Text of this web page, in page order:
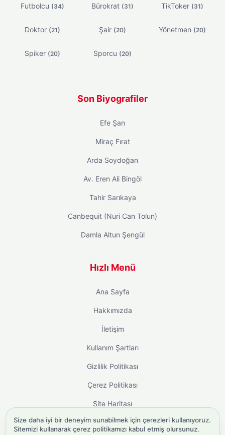
Futbolcu (34) Bürokrat (31) TikToker (31)
Doktor (21) Şair (20) Yönetmen (20)
Spiker (20) Sporcu (20)
Son Biyografiler
Efe Şan
Miraç Fırat
Arda Soydoğan
Av. Eren Ali Bingöl
Tahir Sarıkaya
Canbequit (Nuri Can Tolun)
Damla Altun Şengül
Hızlı Menü
Ana Sayfa
Hakkımızda
İletişim
Kullanım Şartları
Gizlilik Politikası
Çerez Politikası
Site Haritası
Size daha iyi bir deneyim sunabilmek için çerezleri kullanıyoruz.
Sitemizi kullanarak çerez politikamızı kabul etmiş olursunuz.